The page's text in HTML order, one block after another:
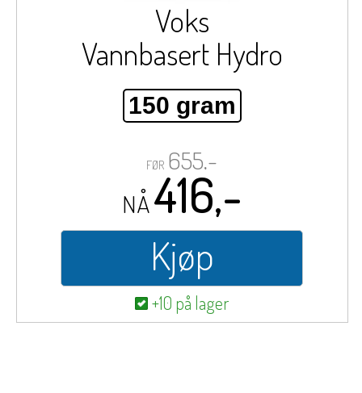
Voks
Vannbasert Hydro
150 gram
FØR 655,-
NÅ416,-
Kjøp
+10 på lager